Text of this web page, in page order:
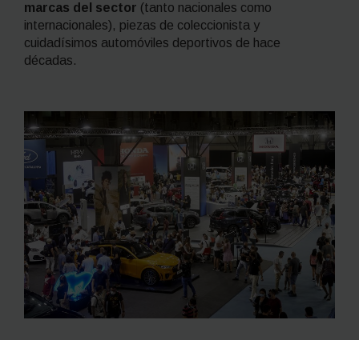
marcas del sector (tanto nacionales como
internacionales), piezas de coleccionista y
cuidadísimos automóviles deportivos de hace
décadas.